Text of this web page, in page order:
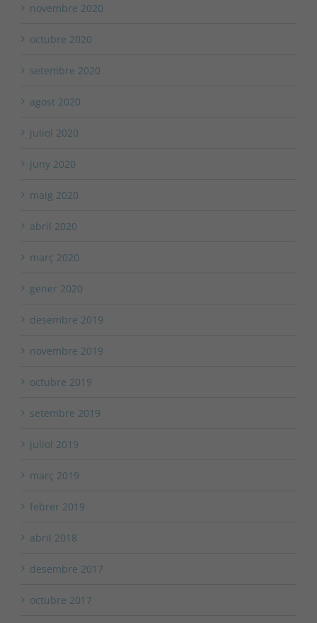
novembre 2020
octubre 2020
setembre 2020
agost 2020
juliol 2020
juny 2020
maig 2020
abril 2020
març 2020
gener 2020
desembre 2019
novembre 2019
octubre 2019
setembre 2019
juliol 2019
març 2019
febrer 2019
abril 2018
desembre 2017
octubre 2017